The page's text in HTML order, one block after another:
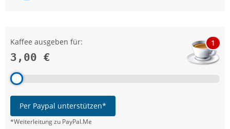
Kaffee ausgeben für:
3,00 €
1
Per Paypal unterstützen*
*Weiterleitung zu PayPal.Me